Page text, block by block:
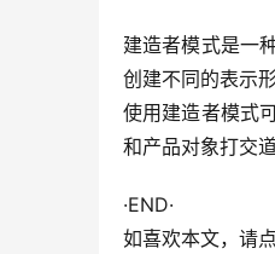
建造者模式是一
创建不同的表示形
使用建造者模式
和产品对象打交
·END·
如喜欢本文，请